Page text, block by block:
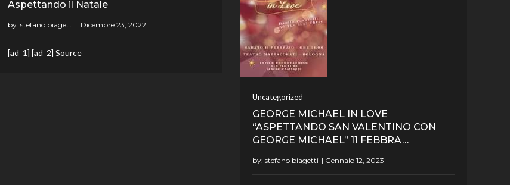
Uncategorized
GEORGE MICHAEL IN LOVE
“ASPETTANDO SAN VALENTINO CON
GEORGE MICHAEL” 11 FEBBRA…
by: stefano biagetti
Aspettando il Natale
by: stefano biagetti
[ad_1] [ad_2] Source